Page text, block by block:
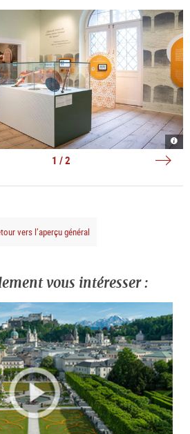
1 / 2
vers l’aperçu général
vous intéresser :